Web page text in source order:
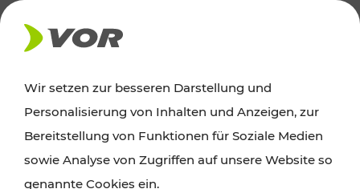
AKTUELLES
News
Alle wichtigen Meldungen zu Fahrplanänderungen,
Wir setzen zur besseren Darstellung und
Personalisierung von Inhalten und Anzeigen, zur
Bereitstellung von Funktionen für Soziale Medien
sowie Analyse von Zugriffen auf unsere Website so
genannte Cookies ein.